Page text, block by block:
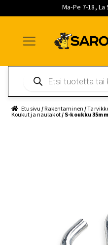
Ma-Pe 7-18, La
navigointiin
sisältöön
pääsisältöön
search
Etusivu /Rakentaminen /
Koukut ja naulakot/ S-koukku